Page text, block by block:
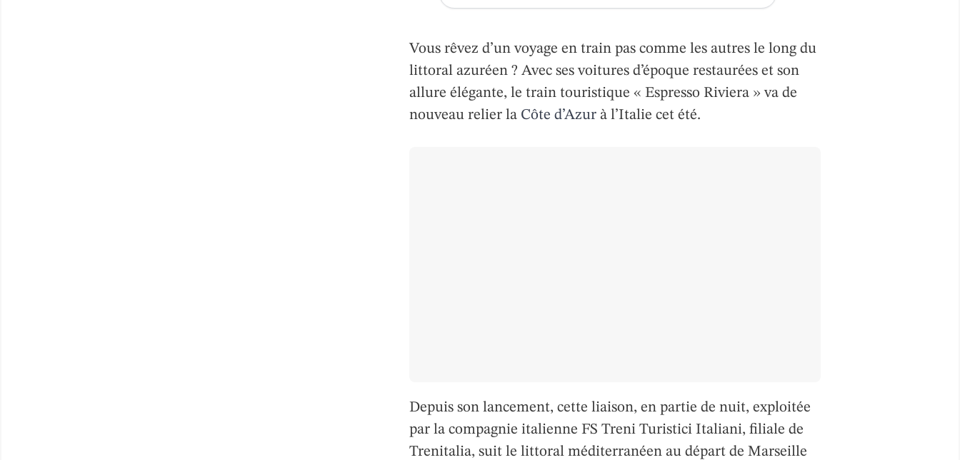
Vous rêvez d’un voyage en train pas comme les autres le long du
littoral azuréen ? Avec ses voitures d’époque restaurées et son
allure élégante, le train touristique « Espresso Riviera » va de
nouveau relier la Côte d’Azur à l’Italie cet été.
Depuis son lancement, cette liaison, en partie de nuit, exploitée
par la compagnie italienne FS Treni Turistici Italiani, filiale de
Trenitalia, suit le littoral méditerranéen au départ de Marseille